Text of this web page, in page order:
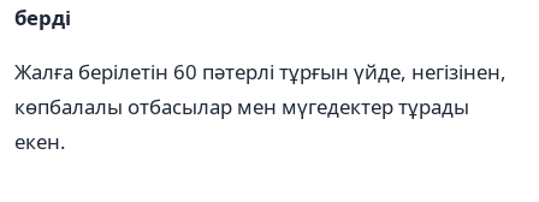
берді
Жалға берілетін 60 пәтерлі тұрғын үйде, негізінен,
көпбалалы отбасылар мен мүгедектер тұрады
екен.